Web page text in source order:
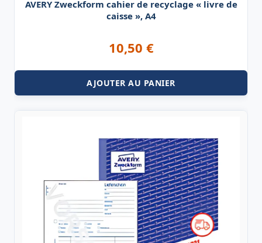
AVERY Zweckform cahier de recyclage « livre de
caisse », A4
10,50 €
AJOUTER AU PANIER